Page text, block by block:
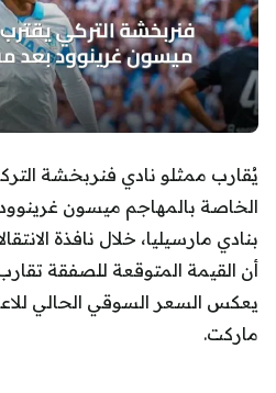
يُقارب ممثلو نادي فنربخشة
الخاصة بالمهاجم ميسون
بنادي مارسيليا، خلال نافذة
يعكس السعر السوقي الحالي
ماركت.